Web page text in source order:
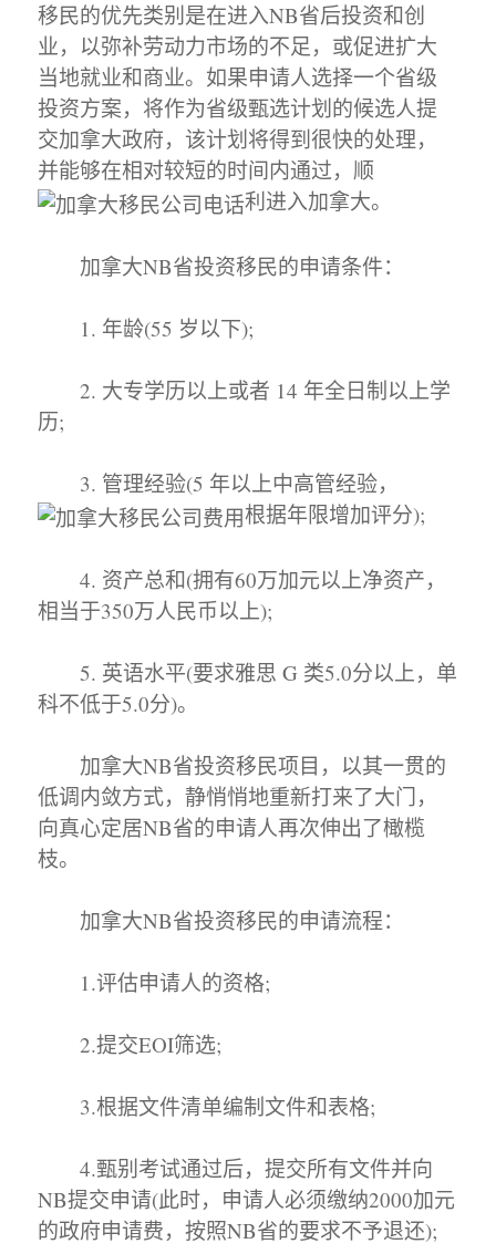
移民的优先类别是在进入NB省后投资和创
业，以弥补劳动力市场的不足，或促进扩大
当地就业和商业。如果申请人选择一个省级
投资方案，将作为省级甄选计划的候选人提
交加拿大政府，该计划将得到很快的处理，
并能够在相对较短的时间内通过，顺
利进入加拿大。
加拿大NB省投资移民的申请条件：
1. 年龄(55 岁以下);
2. 大专学历以上或者 14 年全日制以上学
历;
3. 管理经验(5 年以上中高管经验，
根据年限增加评分);
4. 资产总和(拥有60万加元以上净资产，
相当于350万人民币以上);
5. 英语水平(要求雅思 G 类5.0分以上，单
科不低于5.0分)。
加拿大NB省投资移民项目，以其一贯的
低调内敛方式，静悄悄地重新打来了大门，
向真心定居NB省的申请人再次伸出了橄榄
枝。
加拿大NB省投资移民的申请流程：
1.评估申请人的资格;
2.提交EOI筛选;
3.根据文件清单编制文件和表格;
4.甄别考试通过后，提交所有文件并向
NB提交申请(此时，申请人必须缴纳2000加元
的政府申请费，按照NB省的要求不予退还);